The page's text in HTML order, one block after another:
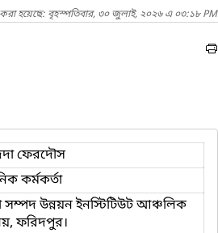
করা হয়েছে: বৃহস্পতিবার, ৩০ জুলাই, ২০২৬ এ ০৩:১৮ PM
ফেরদৌস
কর্মকর্তা
সম্পদ উন্নয়ন ইনস্টিটিউট আঞ্চলিক
ফরিদপুর।